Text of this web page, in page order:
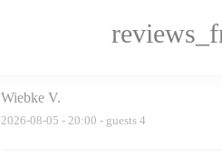
Wiebke V
2026-08-05 - 20:00 - guests 4